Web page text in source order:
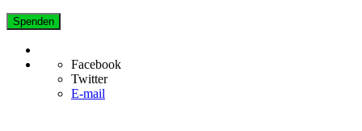
Spenden
Facebook
Twitter
E-mail